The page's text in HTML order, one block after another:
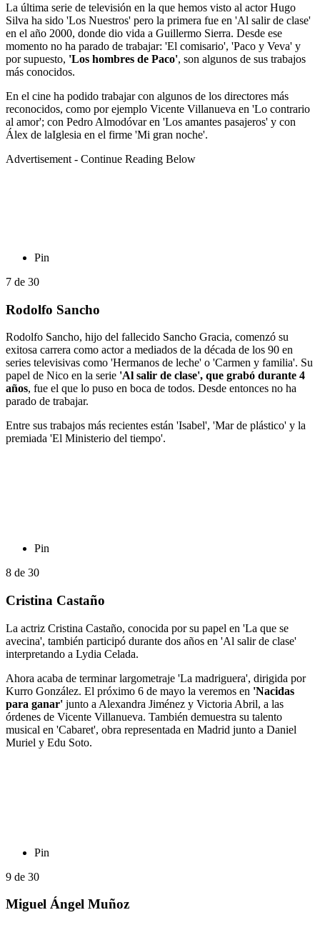
La última serie de televisión en la que hemos visto al actor Hugo
Silva ha sido 'Los Nuestros' pero la primera fue en 'Al salir de clase'
en el año 2000, donde dio vida a Guillermo Sierra. Desde ese
momento no ha parado de trabajar: 'El comisario', 'Paco y Veva' y
por supuesto, 'Los hombres de Paco', son algunos de sus trabajos
más conocidos.
En el cine ha podido trabajar con algunos de los directores más
reconocidos, como por ejemplo Vicente Villanueva en 'Lo contrario
al amor'; con Pedro Almodóvar en 'Los amantes pasajeros' y con
Álex de laIglesia en el firme 'Mi gran noche'.
Advertisement - Continue Reading Below
Pin
7 de 30
Rodolfo Sancho
Rodolfo Sancho, hijo del fallecido Sancho Gracia, comenzó su
exitosa carrera como actor a mediados de la década de los 90 en
series televisivas como 'Hermanos de leche' o 'Carmen y familia'. Su
papel de Nico en la serie 'Al salir de clase', que grabó durante 4
años, fue el que lo puso en boca de todos. Desde entonces no ha
parado de trabajar.
Entre sus trabajos más recientes están 'Isabel', 'Mar de plástico' y la
premiada 'El Ministerio del tiempo'.
Pin
8 de 30
Cristina Castaño
La actriz Cristina Castaño, conocida por su papel en 'La que se
avecina', también participó durante dos años en 'Al salir de clase'
interpretando a Lydia Celada.
Ahora acaba de terminar largometraje 'La madriguera', dirigida por
Kurro González. El próximo 6 de mayo la veremos en 'Nacidas
para ganar' junto a Alexandra Jiménez y Victoria Abril, a las
órdenes de Vicente Villanueva. También demuestra su talento
musical en 'Cabaret', obra representada en Madrid junto a Daniel
Muriel y Edu Soto.
Pin
9 de 30
Miguel Ángel Muñoz